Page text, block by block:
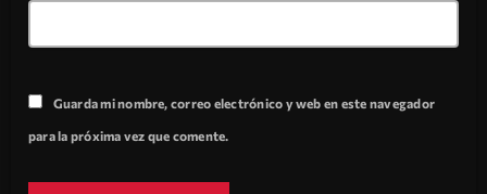
Guarda mi nombre, correo electrónico y web en este navegador
para la próxima vez que comente.